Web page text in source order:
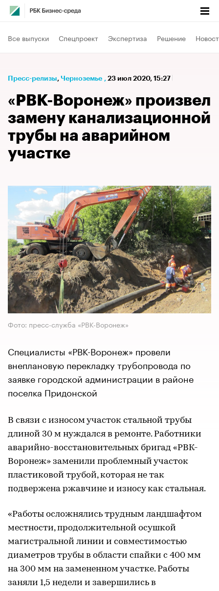
Все выпуски Спецпроект Экспертиза Решение
Пресс-релизы⁠, Черноземье , 23 июл 2020, 15:27
«РВК-Воронеж» произвел
замену канализационной
трубы на аварийном
участке
Фото: пресс-служба «РВК-Воронеж»
Специалисты «РВК-Воронеж» провели
внеплановую перекладку трубопровода по
заявке городской администрации в районе
поселка Придонской
В связи с износом участок стальной трубы
длиной 30 м нуждался в ремонте. Работники
аварийно-восстановительных бригад «РВК-
Воронеж» заменили проблемный участок
пластиковой трубой, которая не так
подвержена ржавчине и износу как стальная.
«Работы осложнялись трудным ландшафтом
местности, продолжительной осушкой
магистральной линии и совместимостью
диаметров трубы в области спайки с 400 мм
на 300 мм на замененном участке. Работы
заняли 1,5 недели и завершились в